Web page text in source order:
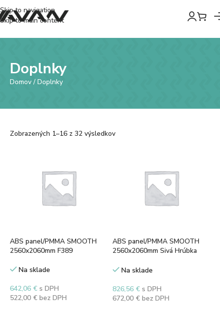
Skip to navigation
Skip to main content
Doplnky
Domov / Doplnky
Zobrazených 1–16 z 32 výsledkov
ABS panel/PMMA SMOOTH
2560x2060mm F389
Na sklade
642,06 € s DPH
522,00 € bez DPH
ABS panel/PMMA SMOOTH
2560x2060mm Sivá Hrúbka
Na sklade
826,56 € s DPH
672,00 €bez DPH